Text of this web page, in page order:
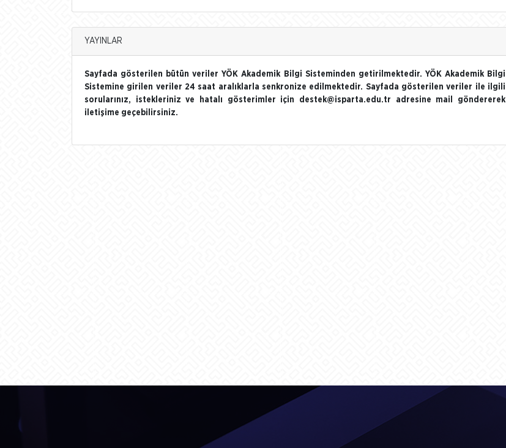
YAYINLAR
Sayfada gösterilen bütün veriler YÖK Akademik Bilgi Sisteminden getirilmektedir. YÖK Akademik Bilgi
Sistemine girilen veriler 24 saat aralıklarla senkronize edilmektedir. Sayfada gösterilen veriler ile ilgili
sorularınız, istekleriniz ve hatalı gösterimler için destek@isparta.edu.tr adresine mail göndererek
iletişime geçebilirsiniz.